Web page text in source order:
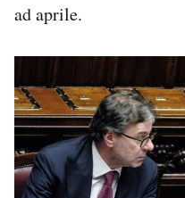
ad aprile.